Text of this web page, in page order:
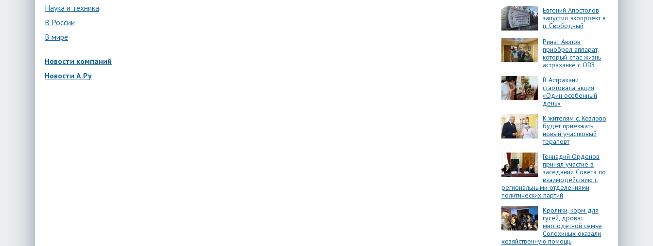
Наука и техника
В России
В мире
Новости компаний
Новости А.Ру
Евгений Апостолов
запустил экопроект в
п. Свободный
Ринат Аюпов
приобрел аппарат,
который спас жизнь
астраханке с ОВЗ
В Астрахани
стартовала акция
«Один особенный
день»
К жителям с. Козлово
будет приезжать
новый участковый
терапевт
Геннадий Орденов
принял участие в
заседании Совета по
взаимодействию с
региональными отделениями
политических партий
Кролики, корм для
гусей, дрова:
многодетной семье
Солохиных оказали
хозяйственную помощь